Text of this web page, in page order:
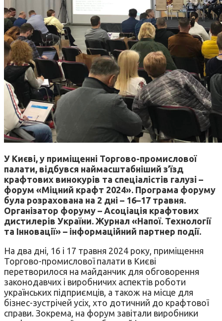
У Києві, у приміщенні Торгово-промислової
палати, відбувся наймасштабніший з’їзд
крафтових винокурів та спеціалістів галузі –
форум «Міцний крафт 2024». Програма форуму
була розрахована на 2 дні – 16–17 травня.
Організатор форуму – Асоціація крафтових
дистилерів України. Журнал «Напої. Технології
та Інновації» – інформаційний партнер події.
На два дні, 16 і 17 травня 2024 року, приміщення
Торгово-промислової палати в Києві
перетворилося на майданчик для обговорення
законодавчих і виробничих аспектів роботи
українських підприємців, а також на місце для
бізнес-зустрічей усіх, хто дотичний до крафтової
справи. Зокрема, на форум завітали виробники